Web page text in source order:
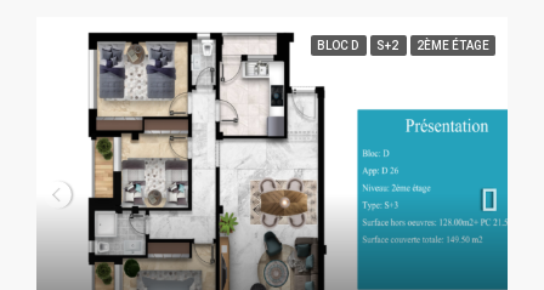
BLOC D S+2 2ÈME ÉTAGE